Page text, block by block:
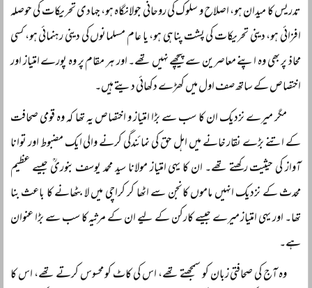
تدریس کا میدان ہو، اصلاح و سلوک کی روحانی جولانگاہ ہو، جہادی تحریکات کی حوصلہ
افزائی ہو، دینی تحریکات کی پشت پناہی ہو، یا عام مسلمانوں کی دینی رہنمائی ہو، کسی
محاذ پر بھی وہ اپنے معاصرین سے پیچھے نہیں تھے۔ اور ہر مقام پر وہ پورے امتیاز اور
اختصاص کے ساتھ صف اول میں کھڑے دکھائی دیتے ہیں۔
مگر میرے نزدیک ان کا سب سے بڑا امتیاز و اختصاص یہ تھا کہ وہ قومی صحافت
کے اتنے بڑے نقار خانے میں اہل حق کی نمائندگی کرنے والی ایک مضبوط اور توانا
آواز کی حیثیت رکھتے تھے۔ ان کا یہی امتیاز مولانا سید محمد یوسف بنوریؒ جیسے عظیم
محدث کے نزدیک انہیں ماموں کانجن سے اٹھا کر کراچی میں لا بٹھانے کا باعث بنا
تھا۔ اور یہی امتیاز میرے جیسے کارکن کے لیے ان کے مرثیہ کا سب سے بڑا عنوان
ہے۔
وہ آج کی صحافتی زبان کو سمجھتے تھے، اس کی کاٹ کو محسوس کرتے تھے، اس کا